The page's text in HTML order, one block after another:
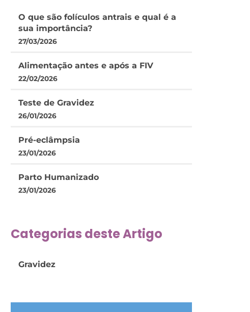
O que são folículos antrais e qual é a
sua importância?
27/03/2026
Alimentação antes e após a FIV
22/02/2026
Teste de Gravidez
26/01/2026
Pré-eclâmpsia
23/01/2026
Parto Humanizado
23/01/2026
Categorias deste Artigo
Gravidez